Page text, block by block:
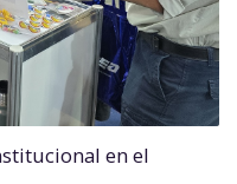
en el